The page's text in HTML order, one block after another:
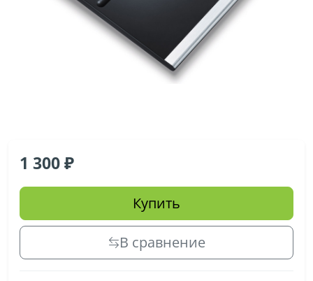
1 300
Купить
В сравнение